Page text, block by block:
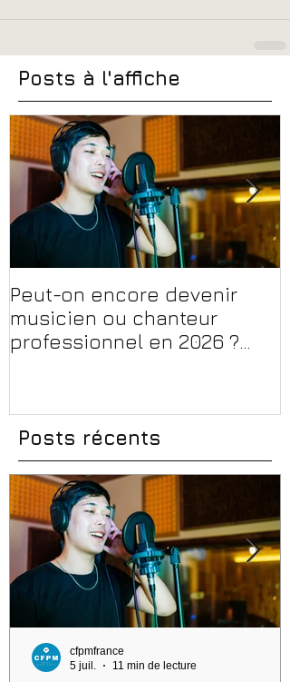
Posts à l'affiche
Peut-on encore devenir
musicien ou chanteur
professionnel en 2026 ?
Posts récents
cfpmfrance
5 juil.
11 min de lecture